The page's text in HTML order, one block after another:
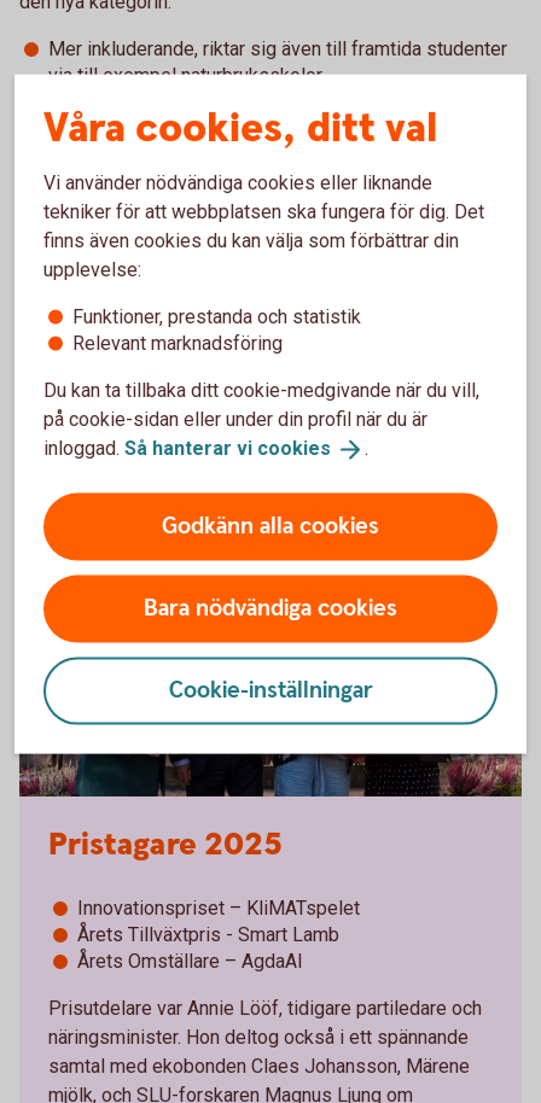
Mer inkluderande, riktar sig även till framtida studenter
via till exempel naturbruksskolor.
annorlunda viktning och betoning på genomförande.
Samma jury som Innovationspriset
Den gröna näringen är viktig för Skaraborg samtidigt som
hela näringen står inför stora behov av förändring och
utveckling, inte minst när det gäller hållbarhetsfrågor.
förutsättningar i det arbetet.
Smedjeveckan, SLU:s populärvetenskapliga evenemang i
Skara.
Pristagare 2025
Innovationspriset – KliMATspelet
Årets Tillväxtpris - Smart Lamb
Årets Omställare – AgdaAI
Prisutdelare var Annie Lööf, tidigare partiledare och
näringsminister. Hon deltog också i ett spännande
samtal med ekobonden Claes Johansson, Märene
mjölk, och SLU-forskaren Magnus Ljung om
Våra cookies, ditt val
Vi använder nödvändiga cookies eller liknande
tekniker för att webbplatsen ska fungera för dig. Det
finns även cookies du kan välja som förbättrar din
upplevelse:
Funktioner, prestanda och statistik
Relevant marknadsföring
Du kan ta tillbaka ditt cookie-medgivande när du vill,
på cookie-sidan eller under din profil när du är
inloggad. Så hanterar vi cookies .
Godkänn alla cookies
Bara nödvändiga cookies
Cookie-inställningar